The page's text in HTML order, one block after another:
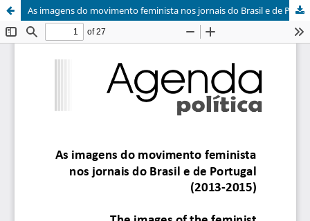
As imagens do movimento feminista nos jornais do Brasil e de Portugal (2013-2015)